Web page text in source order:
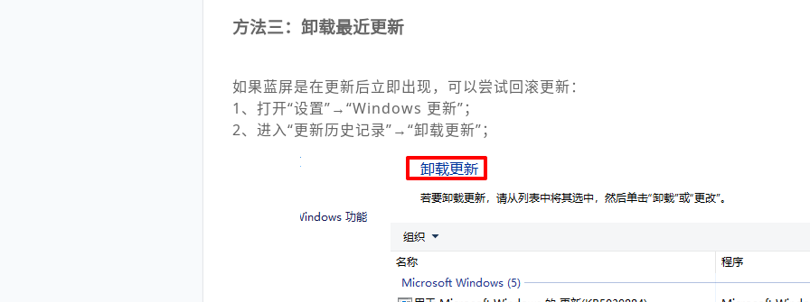
方法三：卸载最近更新
如果蓝屏是在更新后立即出现，可以尝试回滚更新：
1、打开“设置”→“Windows 更新”；
2、进入“更新历史记录”→“卸载更新”；